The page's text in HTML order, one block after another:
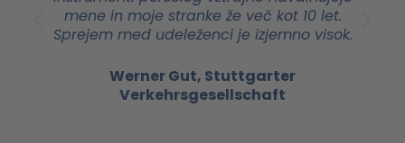
mene in moje stranke že več kot 10 let.
Sprejem med udeleženci je izjemno visok.
Werner Gut, Stuttgarter
Verkehrsgesellschaft